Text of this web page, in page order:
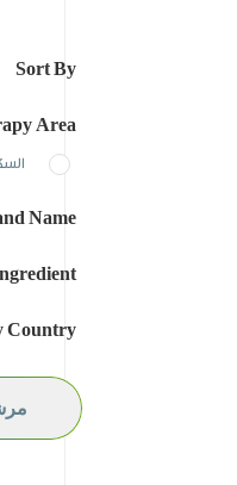
Sort By
Area
Name
mg.
Country